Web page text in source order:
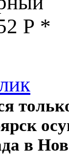
Р *
в